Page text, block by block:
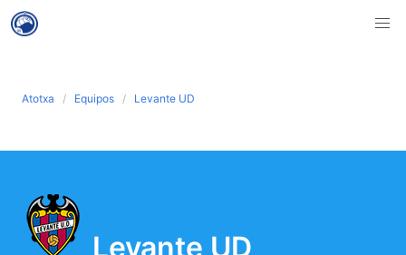
Atotxa Equipos Levante UD
Levante UD